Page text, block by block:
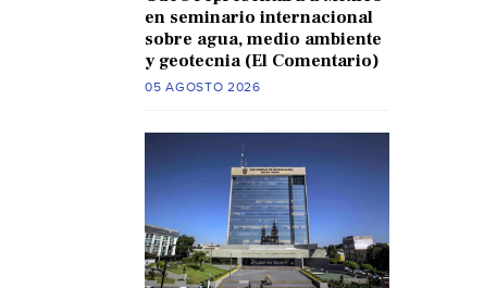
en seminario internacional
sobre agua, medio ambiente
y geotecnia (El Comentario)
05 AGOSTO 2026